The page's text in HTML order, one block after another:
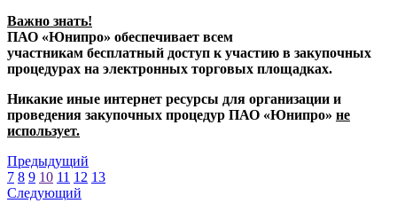
Важно знать!
ПАО «Юнипро» обеспечивает всем
участникам бесплатный доступ к участию в закупочных
процедурах на электронных торговых площадках.
Никакие иные интернет ресурсы для организации и
проведения закупочных процедур ПАО «Юнипро» не
использует.
Предыдущий
7 8 9 10 11 12 13
Следующий